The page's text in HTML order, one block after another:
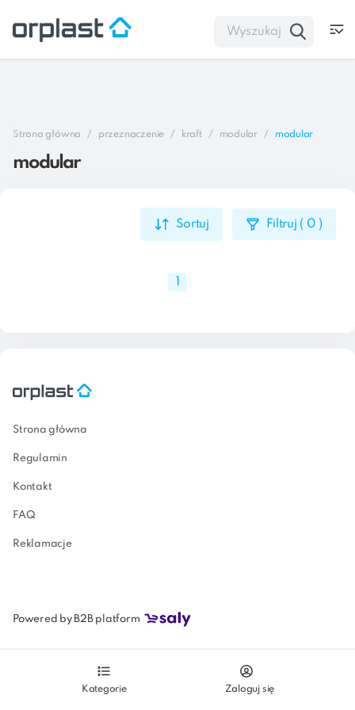
Kategorie Zaloguj się
Strona główna przeznaczenie kraft modular modular
modular
Sortuj Filtruj ( 0 )
Strona główna
Regulamin
Kontakt
FAQ
Reklamacje
Powered by B2B platform